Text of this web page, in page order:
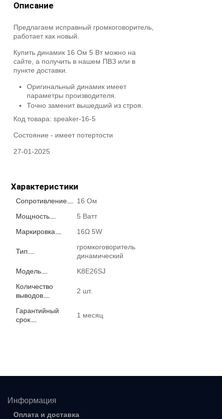
Описание
Предлагаем исправный громкоговоритель,
работает как новый.
Купить динамик 16 Ом 5 Вт можно на
сайте, а получить в нашем ПВЗ или в
пункте доставки.
Оригинальный динамик имеет
параметры производителя.
Точно заменит вышедший из строя.
Код товара: speaker-16-5
Состояние - имеет потертости
27-01-2025
Характеристики
Сопротивление
16 Ом
Мощность
5 Ватт
Маркировка
16Ω 5W
Тип
громкоговоритель
динамический
Модель
K8E26SJ
Количество
выводов
2 шт.
Гарантийный
срок
1 месяц
Информация
Оплата и доставка